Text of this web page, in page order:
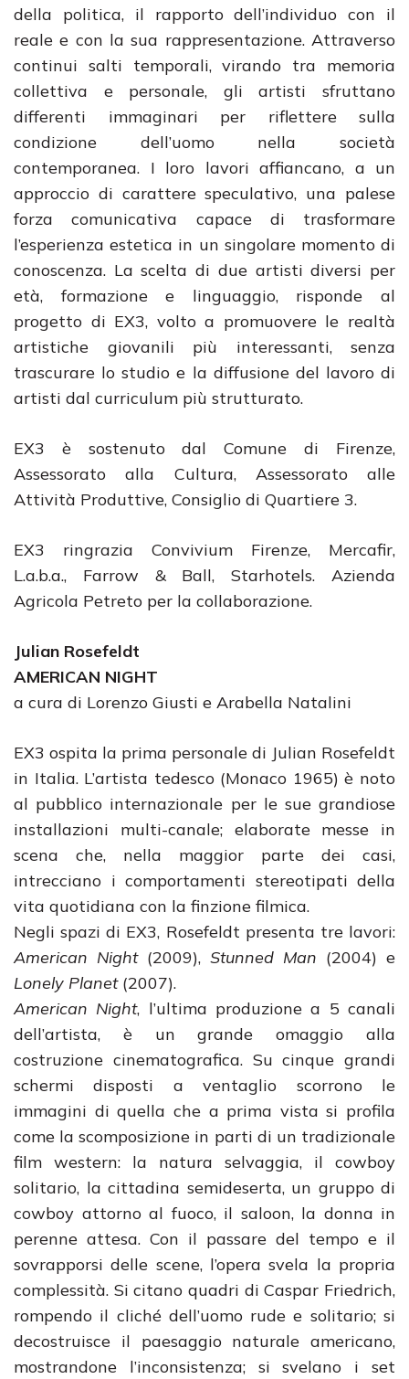
della politica, il rapporto dell’individuo con il
reale e con la sua rappresentazione. Attraverso
continui salti temporali, virando tra memoria
collettiva e personale, gli artisti sfruttano
differenti immaginari per riflettere sulla
condizione dell’uomo nella società
contemporanea. I loro lavori affiancano, a un
approccio di carattere speculativo, una palese
forza comunicativa capace di trasformare
l’esperienza estetica in un singolare momento di
conoscenza. La scelta di due artisti diversi per
età, formazione e linguaggio, risponde al
progetto di EX3, volto a promuovere le realtà
artistiche giovanili più interessanti, senza
trascurare lo studio e la diffusione del lavoro di
artisti dal curriculum più strutturato.
EX3 è sostenuto dal Comune di Firenze,
Assessorato alla Cultura, Assessorato alle
Attività Produttive, Consiglio di Quartiere 3.
EX3 ringrazia Convivium Firenze, Mercafir,
L.a.b.a., Farrow & Ball, Starhotels. Azienda
Agricola Petreto per la collaborazione.
Julian Rosefeldt
AMERICAN NIGHT
a cura di Lorenzo Giusti e Arabella Natalini
EX3 ospita la prima personale di Julian Rosefeldt
in Italia. L’artista tedesco (Monaco 1965) è noto
al pubblico internazionale per le sue grandiose
installazioni multi-canale; elaborate messe in
scena che, nella maggior parte dei casi,
intrecciano i comportamenti stereotipati della
vita quotidiana con la finzione filmica.
Negli spazi di EX3, Rosefeldt presenta tre lavori:
American Night(2009), Stunned Man (2004) e
Lonely Planet (2007).
American Night, l’ultima produzione a 5 canali
dell’artista, è un grande omaggio alla
costruzione cinematografica. Su cinque grandi
schermi disposti a ventaglio scorrono le
immagini di quella che a prima vista si profila
come la scomposizione in parti di un tradizionale
film western: la natura selvaggia, il cowboy
solitario, la cittadina semideserta, un gruppo di
cowboy attorno al fuoco, il saloon, la donna in
perenne attesa. Con il passare del tempo e il
sovrapporsi delle scene, l’opera svela la propria
complessità. Si citano quadri di Caspar Friedrich,
rompendo il cliché dell’uomo rude e solitario; si
decostruisce il paesaggio naturale americano,
mostrandone l’inconsistenza; si svelano i set